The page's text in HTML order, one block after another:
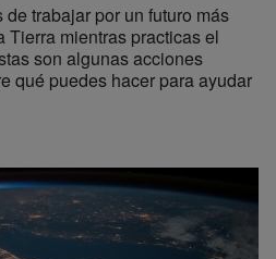
trabajar por un futuro más
Tierra mientras practicas el
son algunas acciones
qué puedes hacer para ayudar